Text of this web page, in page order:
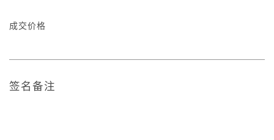
成交价格
签名备注